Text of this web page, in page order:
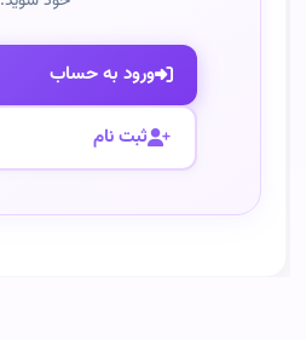
ورود به حساب
ثبت نام